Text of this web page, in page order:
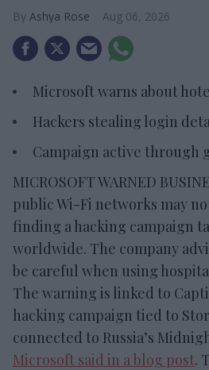
Ashya Rose Aug 06, 2026
Microsoft warns about
Hackers stealing login
Campaign active through
MICROSOFT WARNED
public Wi-Fi networks may
finding a hacking campaign
worldwide. The company
be careful when using
The warning is linked to
hacking campaign tied to
connected to Russia’s
Microsoft said in a blog post.